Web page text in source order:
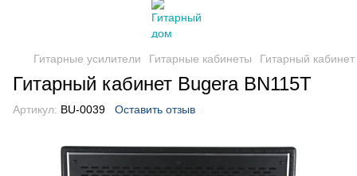
Гитарные усилители Гитарные кабинеты Гитарный
Гитарный кабинет Bugera BN115T
Артикул: BU-0039 Оставить отзыв